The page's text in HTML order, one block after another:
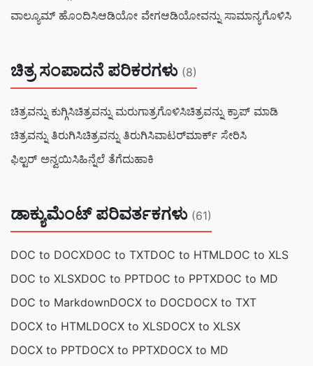
ವಾಲ್ಯೂಮ್ ಹೊಂದಿಸಿಆಡಿಯೋ ವೇಗಆಡಿಯೋವನ್ನು ಸಾಮಾನ್ಯಗೊಳಿಸಿ
ಚಿತ್ರ ಸಂಪಾದನೆ ಪರಿಕರಗಳು (8)
ಚಿತ್ರವನ್ನು ಕುಗ್ಗಿಸಿಚಿತ್ರವನ್ನು ಮರುಗಾತ್ರಗೊಳಿಸಿಚಿತ್ರವನ್ನು ಕ್ರಾಪ್ ಮಾಡಿ
ಚಿತ್ರವನ್ನು ತಿರುಗಿಸಿಚಿತ್ರವನ್ನು ತಿರುಗಿಸಿವಾಟರ್‌ಮಾರ್ಕ್ ಸೇರಿಸಿ
ಫಿಲ್ಟರ್ ಅನ್ವಯಿಸಿಹಿನ್ನೆಲೆ ತೆಗೆದುಹಾಕಿ
ಡಾಕ್ಯುಮೆಂಟ್ ಪರಿವರ್ತಕಗಳು (61)
DOC to DOCXDOC to TXTDOC to HTMLDOC to XLS
DOC to XLSXDOC to PPTDOC to PPTXDOC to MD
DOC to MarkdownDOCX to DOCDOCX to TXT
DOCX to HTMLDOCX to XLSDOCX to XLSX
DOCX to PPTDOCX to PPTXDOCX to MD